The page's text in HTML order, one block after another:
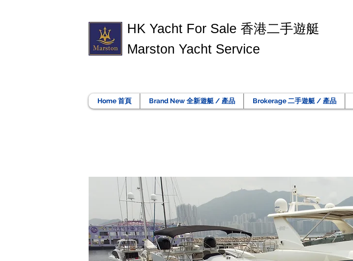
​HK Yacht For Sale 香港二手遊艇
Marston Yacht Service
Home 首頁 Brand New 全新遊艇 / 產品 Brokerage 二手遊艇 / 產品